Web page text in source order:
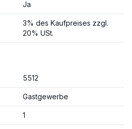
Ja
3% des Kaufpreises zzgl.
20% USt.
5512
Gastgewerbe
1